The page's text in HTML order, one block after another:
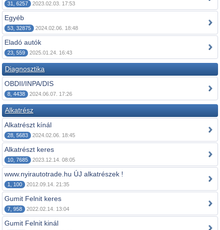
31, 6257 2023.02.03. 17:53
Egyéb
53, 32875 2024.02.06. 18:48
Eladó autók
23, 559 2025.01.24. 16:43
Diagnosztika
OBDII/INPA/DIS
8, 4438 2024.06.07. 17:26
Alkatrész
Alkatrészt kínál
28, 5683 2024.02.06. 18:45
Alkatrészt keres
10, 7685 2023.12.14. 08:05
www.nyirautotrade.hu ÚJ alkatrészek !
1, 100 2012.09.14. 21:35
Gumit Felnit keres
7, 958 2022.02.14. 13:04
Gumit Felnit kinál